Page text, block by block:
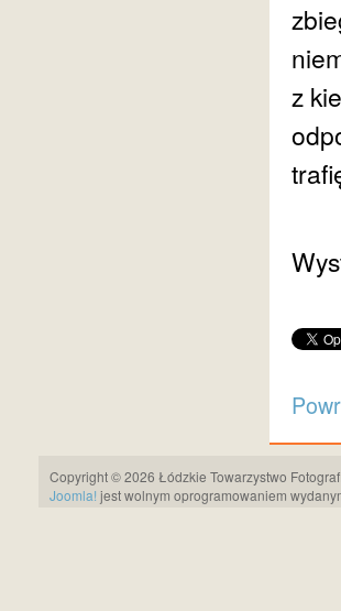
z
Copyright © 2026 Łódzkie Towarzystwo
Joomla! jest wolnym oprogramowaniem